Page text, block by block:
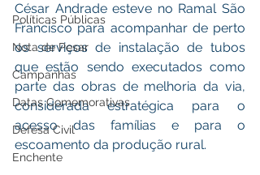
Políticas Públicas
Nota de Pesar
Campanhas
Datas Comemorativas
Defesa Civil
Enchente
César Andrade esteve no Ramal São
Francisco para acompanhar de perto
os serviços de instalação de tubos
que estão sendo executados como
parte das obras de melhoria da via,
considerada estratégica para o
acesso das famílias e para o
escoamento da produção rural.